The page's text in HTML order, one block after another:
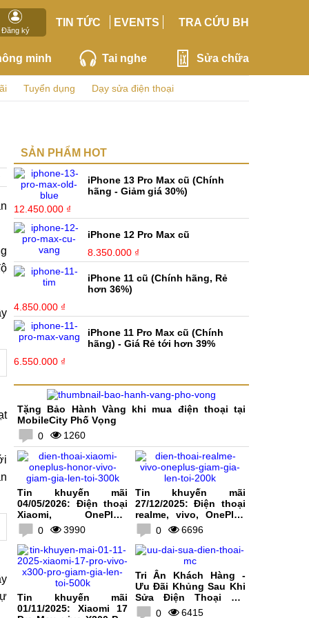
Đăng ký
TIN TỨC EVENTS TRA CỨU BH
minh Tai nghe Sửa chữa
Tuyển dụng Dạy sửa điện thoại
SẢN PHẨM HOT
iPhone 13 Pro Max cũ (Chính
hãng - Giảm giá 30%)
12.450.000 ₫
iPhone 12 Pro Max cũ
8.350.000 ₫
iPhone 11 cũ (Chính hãng, Rẻ
hơn 36%)
4.850.000 ₫
iPhone 11 Pro Max cũ (Chính
hãng) - Giá Rẻ tới hơn 39%
6.550.000 ₫
Tặng Bảo Hành Vàng khi mua điện thoại tại
MobileCity Phố Vọng
0
1260
Tin khuyến mãi
04/05/2026: Điện thoại
Xiaomi, OnePlus,
HONOR, vivo giảm giá
lên tới 300K
0 3990
Tin khuyến mãi
27/12/2025: Điện thoại
realme, vivo, OnePlus
giảm giá lên tới 200K
0 6696
Tin khuyến mãi
01/11/2025: Xiaomi 17
Tri Ân Khách Hàng -
Ưu Đãi Khủng Sau Khi
Sửa Điện Thoại Tại
MobileCity
0 6415